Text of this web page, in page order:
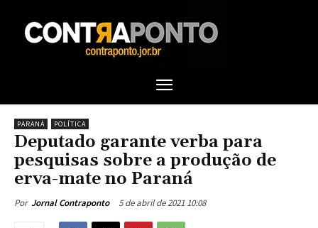
PARANÁ POLÍTICA
Deputado garante verba para
pesquisas sobre a produção de
erva-mate no Paraná
Por Jornal Contraponto 5 de abril de 2021 10:08